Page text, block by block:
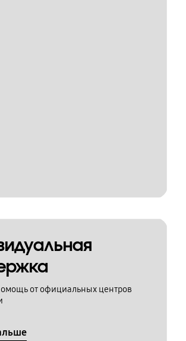
от официальных центров